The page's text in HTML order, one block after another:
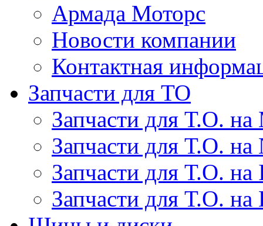
Армада Моторс
Новости компании
Контактная
Запчасти для ТО
Запчасти для Т.О. на
Запчасти для Т.О. на
Запчасти для Т.О.
Запчасти для Т.О. на